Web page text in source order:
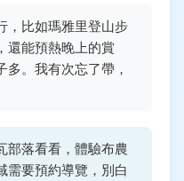
，比如瑪雅里登山步
還能預熱晚上的賞
。我有次忘了帶，
部落看看，體驗布農
需要預約導覽，別白